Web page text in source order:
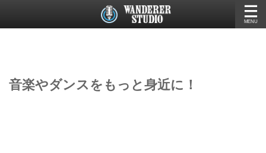
音楽やダンスをもっと身近に！